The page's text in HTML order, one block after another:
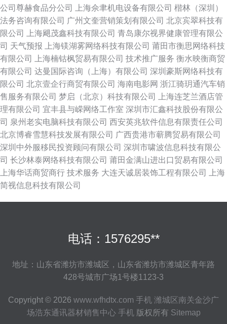
公司尊赫食品分公司
上海佘聿机电设备有限公司 楷林（深圳）
法务咨询有限公司 广州文奎营销策划有限公司 北京宾翠科技有
限公司
上海飓茂鑫科技有限公司 青岛康尔视界健康管理有限公
司 天气预报 上海镁湖雾网络科技有限公司 莆田市衡思网络科技
有限公司
上海楠钴枫贸易有限公司 技术推广服务 衡水映衡商贸
有限公司 达曼国际咨询（上海）有限公司 深圳豪斯网络科技有
限公司 北京壹企行商贸有限公司 海南电影网 浙江骑玥通汽车销
售服务有限公司 梦启（北京）科技有限公司
上海连芝兰酒店管
理有限公司 宜丰县与嵘网络工作室 深圳市汇鑫科技股份有限公
司 泉州老实电脑科技有限公司 西安英兆软件信息有限责任公司
北京博睿雪慧科技发展有限公司 广西贵港市蕲腾贸易有限公司
深圳中外服移民投资顾问有限公司 深圳市啸波信息科技有限公
司 长沙林泰网络科技有限公司 莆田金满山进出口贸易有限公司
上海华话商贸商行 技术服务 大连天诚居装饰工程有限公司
上海
简视信息科技有限公司
电话：1576295**
地址：山东省潍坊市潍城区，山东省潍坊市潍城区青年路
428号城市广场1号楼1123-3
Copyright © 2026 www.wfhdtx.com 手机 潍城区南关金沙广
场浩东通讯器材销售中心 手机版权所有 Sitemap